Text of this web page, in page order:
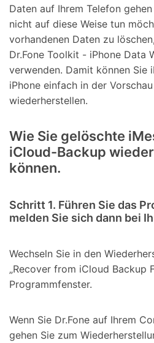
Daten auf Ihrem Telefon
nicht auf diese Weise tun
vorhandenen Daten zu
Dr.Fone Toolkit - iPhone Data
verwenden. Damit können Sie
iPhone einfach in der
wiederherstellen.
Wie Sie gelöschte
iCloud-Backup
können.
Schritt 1. Führen Sie das
melden Sie sich dann bei
Wechseln Sie in den
„Recover from iCloud Backup
Programmfenster.
Wenn Sie Dr.Fone auf Ihrem
gehen Sie zum